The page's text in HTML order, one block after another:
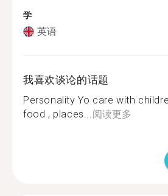
学
英语
我喜欢谈论的话题
Personality Yo care with
food , places...阅读更多